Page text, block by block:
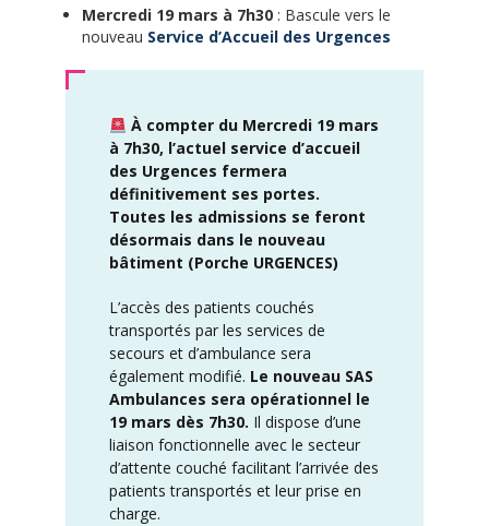
Mercredi 19 mars à 7h30: Bascule vers le
nouveau Service d’Accueil des Urgences
À compter du Mercredi 19 mars
à 7h30, l’actuel service d’accueil
des Urgences fermera
définitivement ses portes.
Toutes les admissions se feront
désormais dans le nouveau
bâtiment (Porche URGENCES)
L’accès des patients couchés
transportés par les services de
secours et d’ambulance sera
également modifié. Le nouveau SAS
Ambulances sera opérationnel le
19 mars dès 7h30. Il dispose d’une
liaison fonctionnelle avec le secteur
d’attente couché facilitant l’arrivée des
patients transportés et leur prise en
charge.